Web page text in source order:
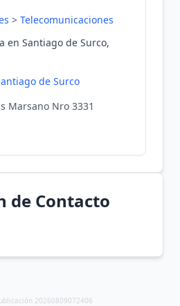
> Telecomunicaciones
en Santiago de Surco,
de Surco
Marsano Nro 3331
de Contacto
20260809072406